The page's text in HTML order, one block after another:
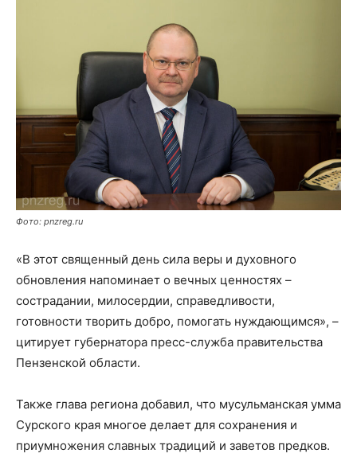
Фото: pnzreg.ru
«В этот священный день сила веры и духовного
обновления напоминает о вечных ценностях –
сострадании, милосердии, справедливости,
готовности творить добро, помогать нуждающимся», –
цитирует губернатора пресс-служба правительства
Пензенской области.
Также глава региона добавил, что мусульманская умма
Сурского края многое делает для сохранения и
приумножения славных традиций и заветов предков.